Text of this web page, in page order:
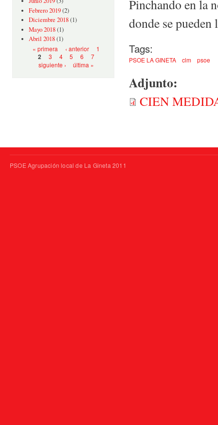
Febrero 2019(2)
Diciembre 2018(1)
Mayo 2018(1)
Abril 2018(1)
Páginas
« primera ‹ anterior
1
2
3 4 5 6
7
siguiente ›
última »
Pinchando en la
donde se
Tags:
PSOE LA GINETA clm psoe
Adjunto:
CIEN
PSOE Agrupación local de La Gineta 2011